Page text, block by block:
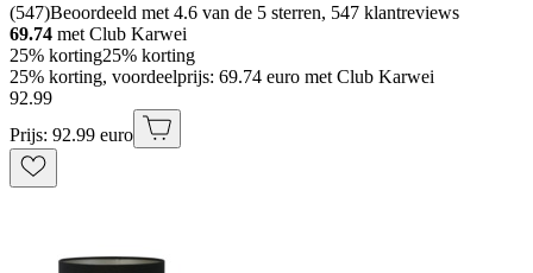
(547)Beoordeeld met 4.6 van de 5 sterren, 547 klantreviews
69.74 met Club Karwei
25% korting25% korting
25% korting, voordeelprijs: 69.74 euro met Club Karwei
92.99
Prijs: 92.99 euro